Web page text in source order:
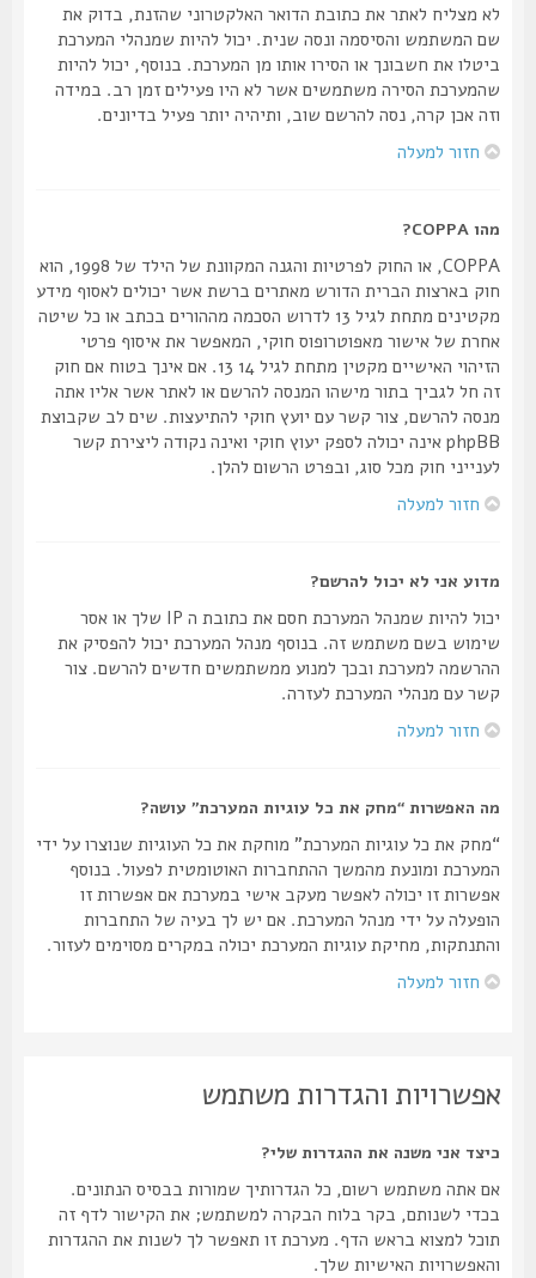
לא מצליח לאתר את כתובת הדואר האלקטרוני שהזנת, בדוק את
שם המשתמש והסיסמה ונסה שנית. יכול להיות שמנהלי המערכת
ביטלו את חשבונך או הסירו אותו מן המערכת. בנוסף, יכול להיות
שהמערכת הסירה משתמשים אשר לא היו פעילים זמן רב. במידה
וזה אכן קרה, נסה להרשם שוב, ותיהיה יותר פעיל בדיונים.
חזור למעלה
COPPA, או החוק לפרטיות והגנה המקוונת של הילד של 1998, הוא
חוק בארצות הברית הדורש מאתרים ברשת אשר יכולים לאסוף מידע
מקטינים מתחת לגיל 13 לדרוש הסכמה מההורים בכתב או כל שיטה
אחרת של אישור מאפוטרופוס חוקי, המאפשר את איסוף פרטי
הזיהוי האישיים מקטין מתחת לגיל 14 13. אם אינך בטוח אם חוק
זה חל לגביך בתור מישהו המנסה להרשם או לאתר אשר אליו אתה
מנסה להרשם, צור קשר עם יועץ חוקי להתיעצות. שים לב שקבוצת
phpBB אינה יכולה לספק יעוץ חוקי ואינה נקודה ליצירת קשר
לענייני חוק מכל סוג, ובפרט הרשום להלן.
חזור למעלה
מדוע אני לא יכול להרשם?
יכול להיות שמנהל המערכת חסם את כתובת ה IP שלך או אסר
שימוש בשם משתמש זה. בנוסף מנהל המערכת יכול להפסיק את
ההרשמה למערכת ובכך למנוע ממשתמשים חדשים להרשם. צור
קשר עם מנהלי המערכת לעזרה.
חזור למעלה
מה האפשרות “מחק את כל עוגיות המערכת” עושה?
“מחק את כל עוגיות המערכת” מוחקת את כל העוגיות שנוצרו על ידי
המערכת ומונעת מהמשך ההתחברות האוטומטית לפעול. בנוסף
אפשרות זו יכולה לאפשר מעקב אישי במערכת אם אפשרות זו
הופעלה על ידי מנהל המערכת. אם יש לך בעיה של התחברות
והתנתקות, מחיקת עוגיות המערכת יכולה במקרים מסוימים לעזור.
חזור למעלה
אפשרויות והגדרות משתמש
כיצד אני משנה את ההגדרות שלי?
אם אתה משתמש רשום, כל הגדרותיך שמורות בבסיס הנתונים.
בכדי לשנותם, בקר בלוח הבקרה למשתמש; את הקישור לדף זה
תוכל למצוא בראש הדף. מערכת זו תאפשר לך לשנות את ההגדרות
והאפשרויות האישיות שלך.